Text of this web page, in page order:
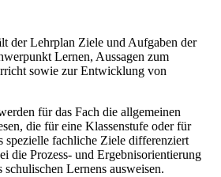
der Lehrplan Ziele und Aufgaben der
Lernen, Aussagen zum
sowie zur Entwicklung von
für das Fach die allgemeinen
die für eine Klassenstufe oder für
spezielle fachliche Ziele differenziert
die Prozess- und Ergebnisorientierung
Lernens ausweisen.